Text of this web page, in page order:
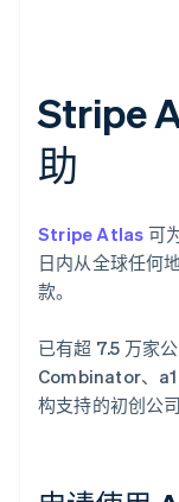
Stripe
助
Stripe Atlas 可
日内从全球任何
款。
已有超 7.5 万家
Combinator、
构支持的初创公司